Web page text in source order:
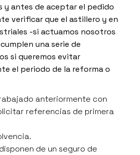
y antes de aceptar el pedido
verificar que el astillero y en
-si actuamos nosotros
una serie de
si queremos evitar
el periodo de la reforma o
anteriormente con
referencias de primera
de un seguro de